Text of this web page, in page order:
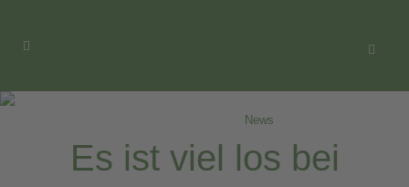
News
Es ist viel los bei